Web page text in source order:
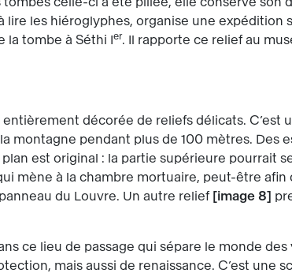
lire les hiéroglyphes, organise une expédition
la tombe à Séthi Ier. Il rapporte ce relief au
entièrement décorée de reliefs délicats. C’est
montagne pendant plus de 100 mètres. Des
est original : la partie supérieure pourrait
mène à la chambre mortuaire, peut-être
du Louvre. Un autre relief
image 8
ce lieu de passage qui sépare le monde
mais aussi de renaissance. C’est une